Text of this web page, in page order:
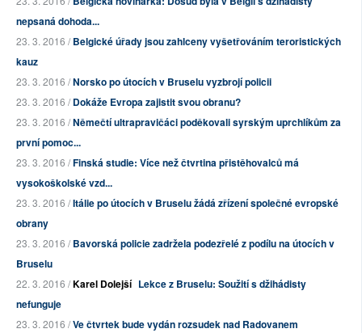
nepsaná dohoda...
23. 3. 2016 /Belgické úřady jsou zahlceny vyšetřováním teroristických
kauz
23. 3. 2016 /Norsko po útocích v Bruselu vyzbrojí policii
23. 3. 2016 /Dokáže Evropa zajistit svou obranu?
23. 3. 2016 /Němečtí ultrapravičáci poděkovali syrským uprchlíkům za
první pomoc...
23. 3. 2016 /Finská studie: Více než čtvrtina přistěhovalců má
vysokoškolské vzd...
23. 3. 2016 /Itálie po útocích v Bruselu žádá zřízení společné evropské
obrany
23. 3. 2016 /Bavorská policie zadržela podezřelé z podílu na útocích v
Bruselu
22. 3. 2016 /Karel Dolejší Lekce z Bruselu: Soužití s džihádisty
nefunguje
23. 3. 2016 /Ve čtvrtek bude vydán rozsudek nad Radovanem